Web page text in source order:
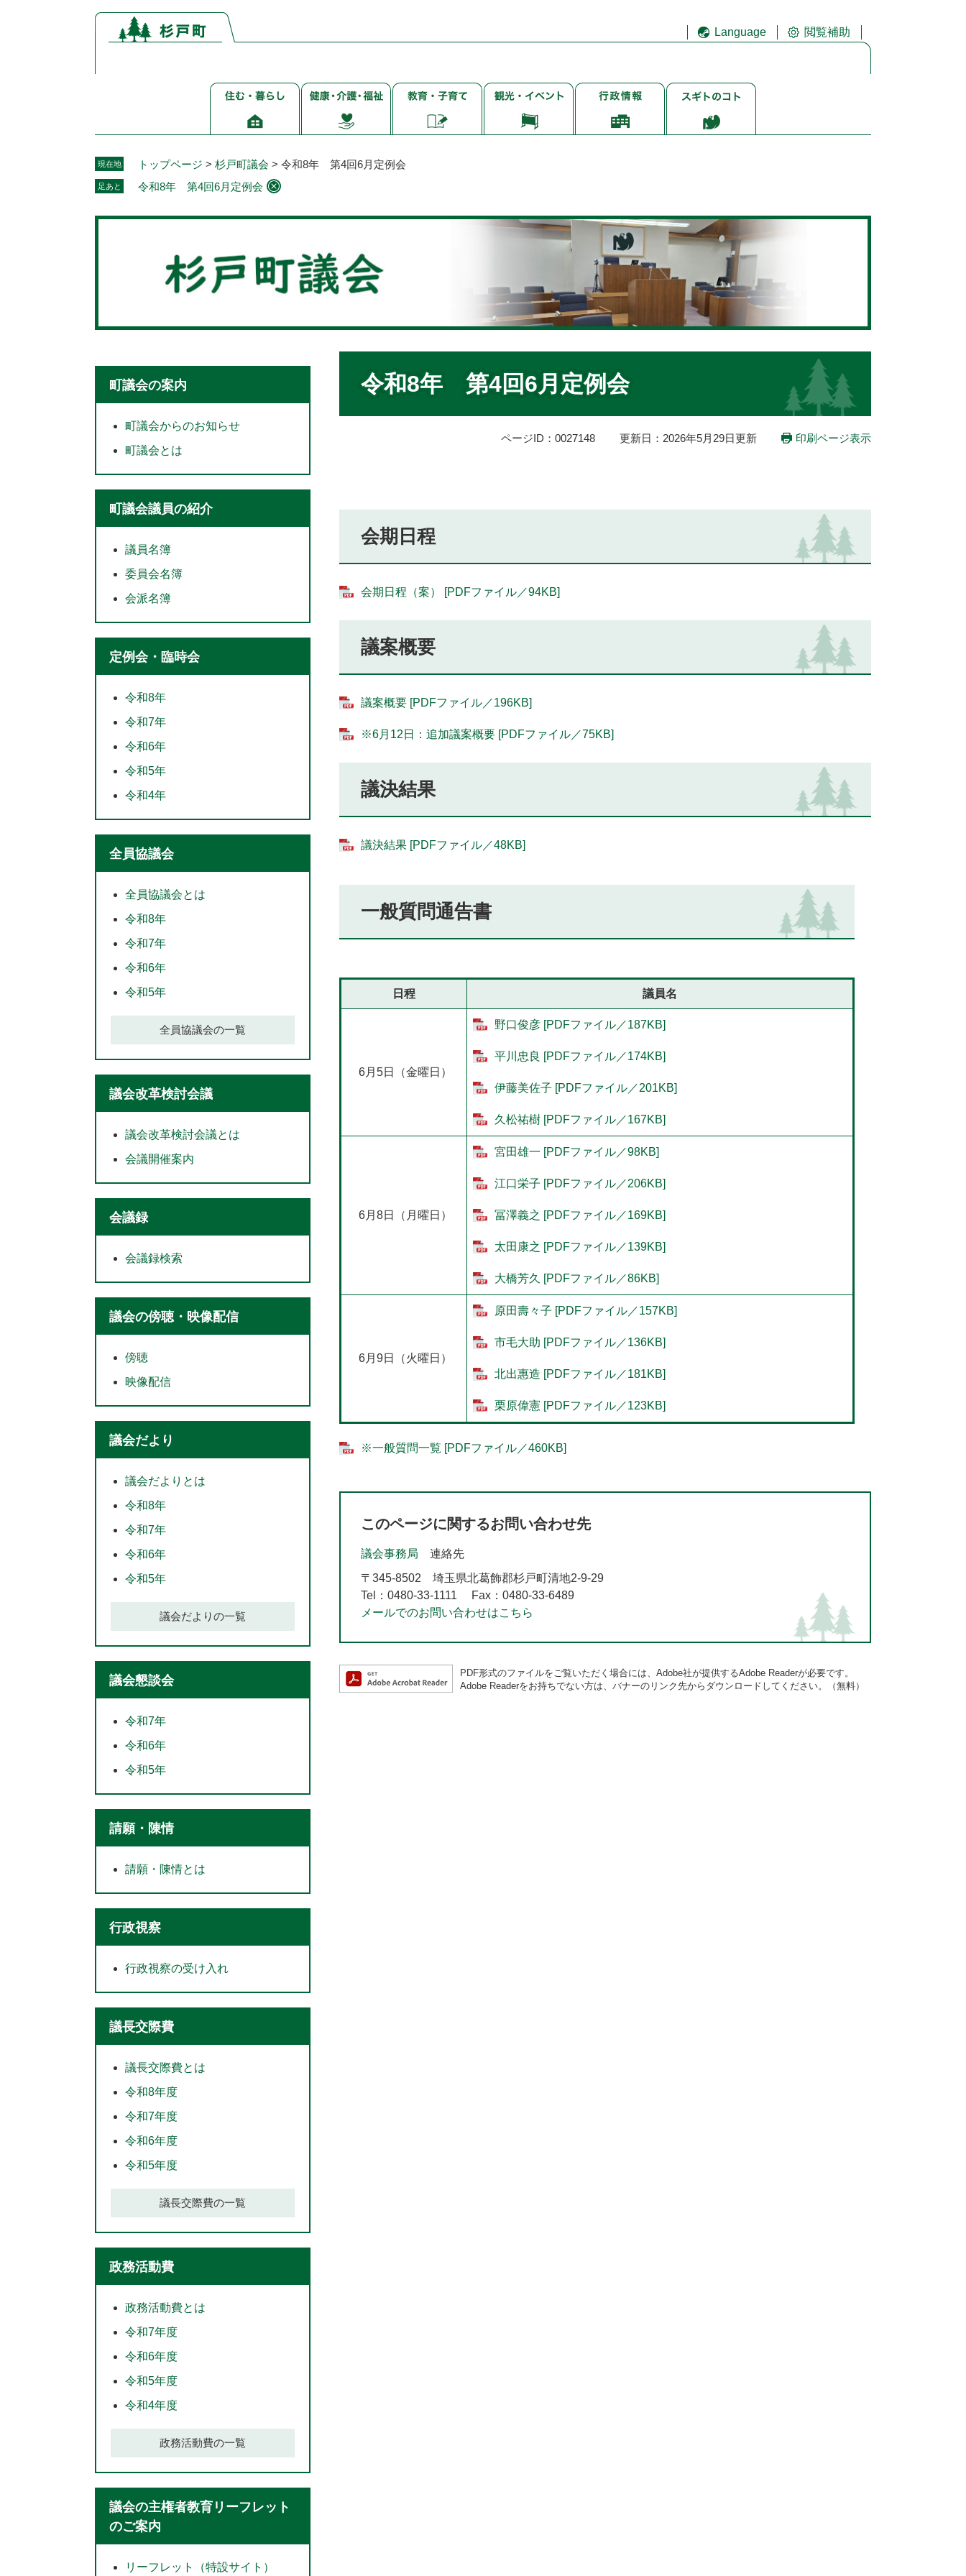
Language 閲覧補助
住
し
健
福
子
学・
観
行
ス
現在地 トップページ > 杉戸町議会 > 令和8年 第4回6月定例会
足あと 令和8年 第4回6月定例会
令和8年 第4回6月定例会
ページID：0027148 更新日：2026年5月29日更新 印刷ページ表示
会期日程
会期日程（案） [PDFファイル／94KB]
議案概要
議案概要 [PDFファイル／196KB]
※6月12日：追加議案概要 [PDFファイル／75KB]
議決結果
議決結果 [PDFファイル／48KB]
一般質問通告書
日程 議員名
​ 6月5日（金曜日）
野口俊彦 [PDFファイル／187KB]
平川忠良 [PDFファイル／174KB]
伊藤美佐子 [PDFファイル／201KB]
久松祐樹 [PDFファイル／167KB]
6月8日（月曜日）
宮田雄一 [PDFファイル／98KB]
江口栄子 [PDFファイル／206KB]
冨澤義之 [PDFファイル／169KB]
太田康之 [PDFファイル／139KB]
大橋芳久 [PDFファイル／86KB]
6月9日（火曜日）
原田壽々子 [PDFファイル／157KB]
市毛大助 [PDFファイル／136KB]
北出惠造 [PDFファイル／181KB]
栗原偉憲 [PDFファイル／123KB]
※一般質問一覧 [PDFファイル／460KB]
このページに関するお問い合わせ先
議会事務局
連絡先
〒345-8502
埼玉県北葛飾郡杉戸町清地2-9-29
Tel：0480-33-1111
Fax：0480-33-6489
メールでのお問い合わせはこちら
PDF形式のファイルをご覧いただく場合には、Adobe社が提供するAdobe Readerが必要です。
Adobe Readerをお持ちでない方は、バナーのリンク先からダウンロードしてください。（無料）
町議会の案内
町議会からのお知らせ
町議会とは
町議会議員の紹介
議員名簿
委員会名簿
会派名簿
定例会・臨時会
令和8年
令和7年
令和6年
令和5年
令和4年
全員協議会
全員協議会とは
令和8年
令和7年
令和6年
令和5年
全員協議会の一覧
議会改革検討会議
議会改革検討会議とは
会議開催案内
会議録
会議録検索
議会の傍聴・映像配信
傍聴
映像配信
議会だより
議会だよりとは
令和8年
令和7年
令和6年
令和5年
議会だよりの一覧
議会懇談会
令和7年
令和6年
令和5年
請願・陳情
請願・陳情とは
行政視察
行政視察の受け入れ
議長交際費
議長交際費とは
令和8年度
令和7年度
令和6年度
令和5年度
議長交際費の一覧
政務活動費
政務活動費とは
令和7年度
令和6年度
令和5年度
令和4年度
政務活動費の一覧
議会の主権者教育リーフレット
のご案内
リーフレット（特設サイト）